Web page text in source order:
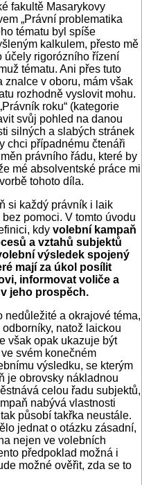
fakultě Masarykovy
„Právní problematika
tématu byl spíše
kalkulem, přesto mě
účely rigorózního řízení
tématu. Ani přes tuto
v oboru, mám však
rozhodně vyslovit mohu.
roku“ (kategorie
svůj pohled na danou
silných a slabých stránek
chci případnému čtenáři
právního řádu, které by
mé absolventské práce mi
tohoto díla.
si každý právník i laik
pomoci. V tomto úvodu
kdy volební kampaň
a vztahů subjektů
výsledek spojený
mají za úkol posílit
informovat voliče a
jeho prospěch.
nedůležité a okrajové téma,
natož laickou
však opak ukazuje být
svém konečném
výsledku, se kterým
je obrovsky nákladnou
celou řadu subjektů,
nabývá vlastnosti
působí takřka neustále.
jednat o otázku zásadní,
nejen ve volebních
předpoklad možná i
možné ověřit, zda se to